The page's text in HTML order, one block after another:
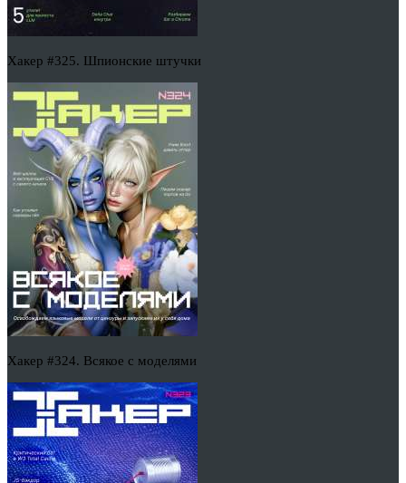
Хакер #325. Шпионские штучки
Хакер #324. Всякое с моделями